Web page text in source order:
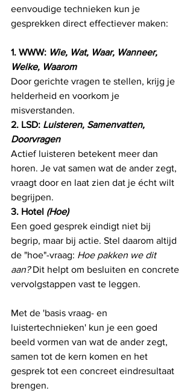
eenvoudige technieken kun je
gesprekken direct effectiever maken:
1. WWW: Wie, Wat, Waar, Wanneer,
Welke, Waarom
Door gerichte vragen te stellen, krijg je
helderheid en voorkom je
misverstanden.
2. LSD: Luisteren, Samenvatten,
Doorvragen
Actief luisteren betekent meer dan
horen. Je vat samen wat de ander zegt,
vraagt door en laat zien dat je écht wilt
begrijpen.
3. Hotel (Hoe)
Een goed gesprek eindigt niet bij
begrip, maar bij actie. Stel daarom altijd
de "hoe"-vraag: Hoe pakken we dit
aan? Dit helpt om besluiten en concrete
vervolgstappen vast te leggen.
Met de 'basis vraag- en
luistertechnieken' kun je een goed
beeld vormen van wat de ander zegt,
samen tot de kern komen en het
gesprek tot een concreet eindresultaat
brengen.